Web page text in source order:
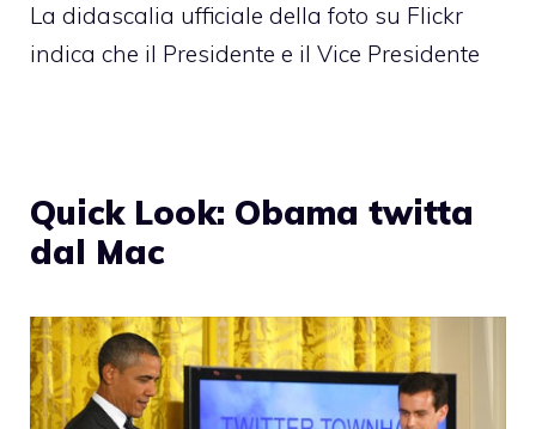
La didascalia ufficiale della foto su Flickr
indica che il Presidente e il Vice Presidente
Quick Look: Obama twitta
dal Mac